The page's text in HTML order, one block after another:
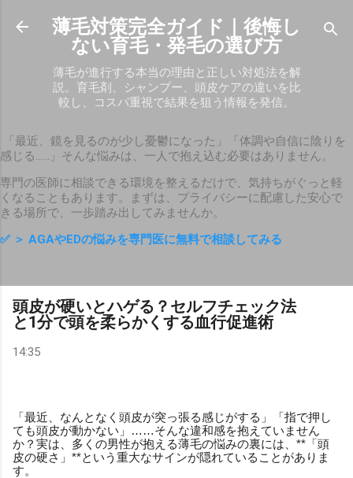
スキップしてメイン コンテンツに移動
薄毛対策完全ガイド｜後悔し
ない育毛・発毛の選び方
薄毛が進行する本当の理由と正しい対処法を解
説。育毛剤、シャンプー、頭皮ケアの違いを比
較し、コスパ重視で結果を狙う情報を発信。
「最近、鏡を見るのが少し憂鬱になった」「体調や自信に陰りを
感じる……」そんな悩みは、一人で抱え込む必要はありません。
専門の医師に相談できる環境を整えるだけで、気持ちがぐっと軽
くなることもあります。まずは、プライバシーに配慮した安心で
きる場所で、一歩踏み出してみませんか。
✅ ＞ AGAやEDの悩みを専門医に無料で相談してみる
頭皮が硬いとハゲる？セルフチェック法
と1分で頭を柔らかくする血行促進術
14:35
「最近、なんとなく頭皮が突っ張る感じがする」「指で押し
ても頭皮が動かない」……そんな違和感を抱えていません
か？実は、多くの男性が抱える薄毛の悩みの裏には、**「頭
皮の硬さ」**という重大なサインが隠れていることがありま
す。